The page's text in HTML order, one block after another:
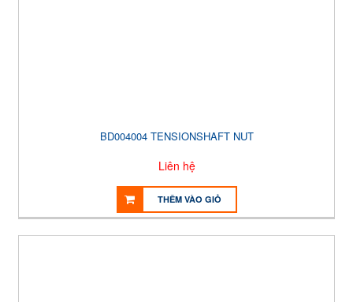
BD004004 TENSIONSHAFT NUT
Liên hệ
THÊM VÀO GIỎ